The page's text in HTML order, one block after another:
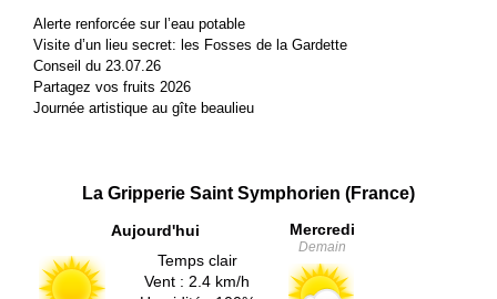
Alerte renforcée sur l’eau potable
Visite d’un lieu secret: les Fosses de la Gardette
Conseil du 23.07.26
Partagez vos fruits 2026
Journée artistique au gîte beaulieu
La Gripperie Saint Symphorien (France)
Aujourd'hui
Temps clair
Vent : 2.4 km/h
Mercredi
Demain